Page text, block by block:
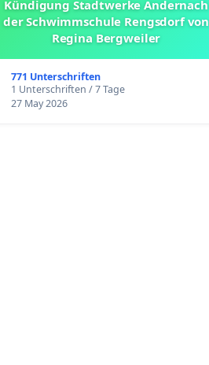
Kündigung Stadtwerke Andernach
der Schwimmschule Rengsdorf von
Regina Bergweiler
771 Unterschriften
1 Unterschriften / 7 Tage
27 May 2026